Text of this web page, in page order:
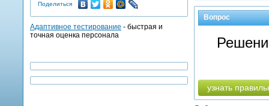
Вопрос
узнать
Поделиться
Адаптивное тестирование - быстрая и
точная оценка персонала